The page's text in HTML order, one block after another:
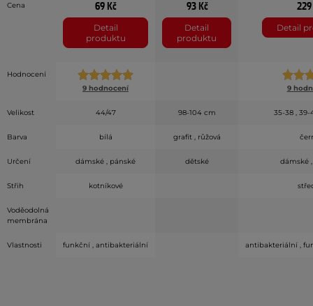
Cena 69 Kč
Detail
produktu
93 Kč
Detail
produktu
Detail
Hodnocení
9 hodnocení
9
Velikost 44/47 98-104 cm 35-38 ,
Barva bílá grafit , růžová
Určení dámské , pánské dětské dámské
Střih kotníkové
Voděodolná
membrána
Vlastnosti funkční , antibakteriální antibakteriální ,